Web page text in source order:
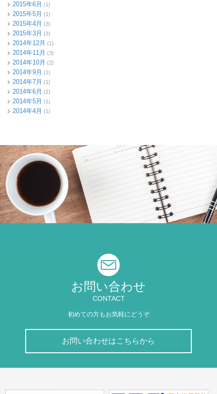
2015年6月 (1)
2015年5月 (1)
2015年4月 (3)
2015年3月 (3)
2014年12月 (1)
2014年11月 (3)
2014年10月 (2)
2014年9月 (1)
2014年7月 (1)
2014年6月 (2)
2014年5月 (1)
2014年4月 (1)
お問い合わせ
CONTACT
初めての方もお気軽にどうぞ
お問い合わせはこちらから